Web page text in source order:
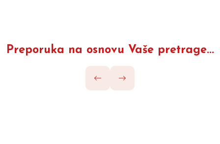
Preporuka na osnovu Vaše pretrage...